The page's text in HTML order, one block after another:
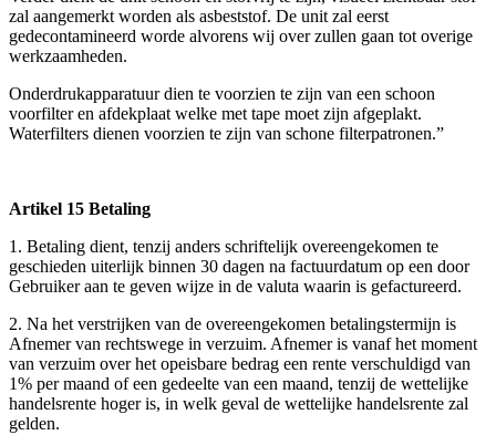
zal aangemerkt worden als asbeststof. De unit zal eerst
gedecontamineerd worde alvorens wij over zullen gaan tot overige
werkzaamheden.
Onderdrukapparatuur dien te voorzien te zijn van een schoon
voorfilter en afdekplaat welke met tape moet zijn afgeplakt.
Waterfilters dienen voorzien te zijn van schone filterpatronen.”
Artikel 15 Betaling
1. Betaling dient, tenzij anders schriftelijk overeengekomen te
geschieden uiterlijk binnen 30 dagen na factuurdatum op een door
Gebruiker aan te geven wijze in de valuta waarin is gefactureerd.
2. Na het verstrijken van de overeengekomen betalingstermijn is
Afnemer van rechtswege in verzuim. Afnemer is vanaf het moment
van verzuim over het opeisbare bedrag een rente verschuldigd van
1% per maand of een gedeelte van een maand, tenzij de wettelijke
handelsrente hoger is, in welk geval de wettelijke handelsrente zal
gelden.